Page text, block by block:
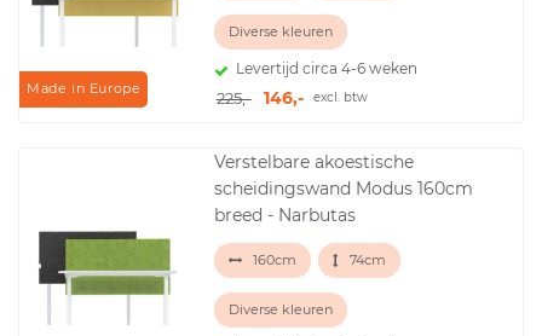
Made in Europe
Diverse kleuren
Levertijd circa 4-6 weken
225,- 146,- excl. btw
Verstelbare akoestische
scheidingswand Modus 160cm
breed - Narbutas
160cm 74cm
Diverse kleuren